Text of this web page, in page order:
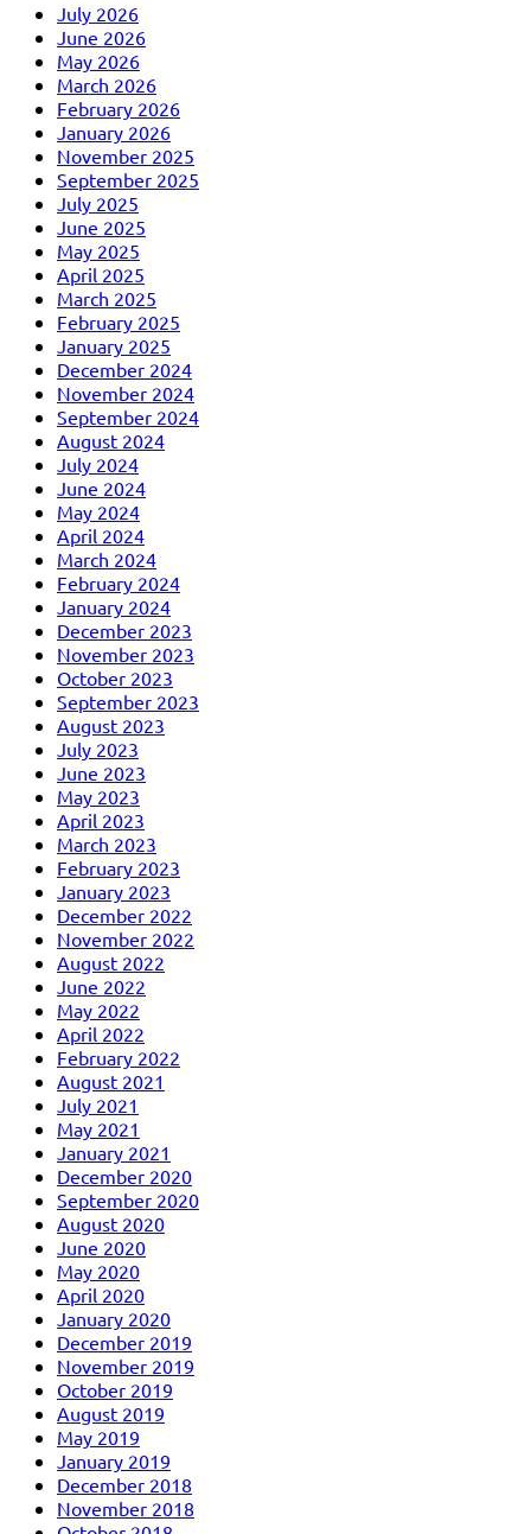
July 2026
June 2026
May 2026
March 2026
February 2026
January 2026
November 2025
September 2025
July 2025
June 2025
May 2025
April 2025
March 2025
February 2025
January 2025
December 2024
November 2024
September 2024
August 2024
July 2024
June 2024
May 2024
April 2024
March 2024
February 2024
January 2024
December 2023
November 2023
October 2023
September 2023
August 2023
July 2023
June 2023
May 2023
April 2023
March 2023
February 2023
January 2023
December 2022
November 2022
August 2022
June 2022
May 2022
April 2022
February 2022
August 2021
July 2021
May 2021
January 2021
December 2020
September 2020
August 2020
June 2020
May 2020
April 2020
January 2020
December 2019
November 2019
October 2019
August 2019
May 2019
January 2019
December 2018
November 2018